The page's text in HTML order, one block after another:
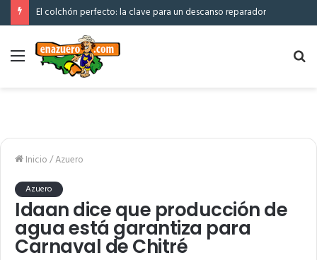
El colchón perfecto: la clave para un descanso reparador
Menú
Inicio/Azuero
Azuero
Idaan dice que producción de
agua está garantiza para
Carnaval de Chitré